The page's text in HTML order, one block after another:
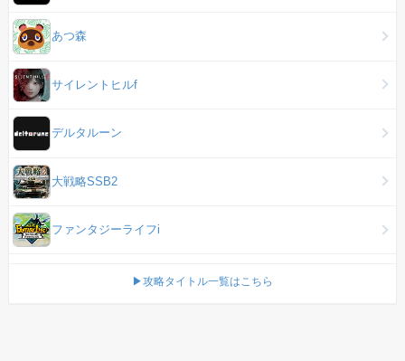
あつ森
サイレントヒルf
デルタルーン
大戦略SSB2
ファンタジーライフi
▶攻略タイトル一覧はこちら